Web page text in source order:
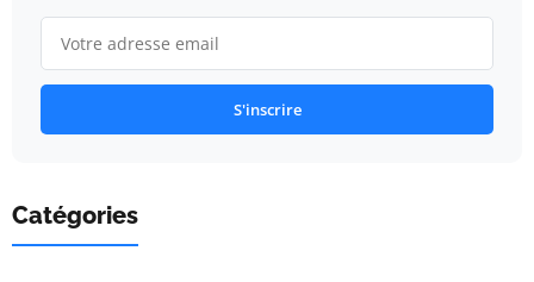
S'inscrire
Catégories